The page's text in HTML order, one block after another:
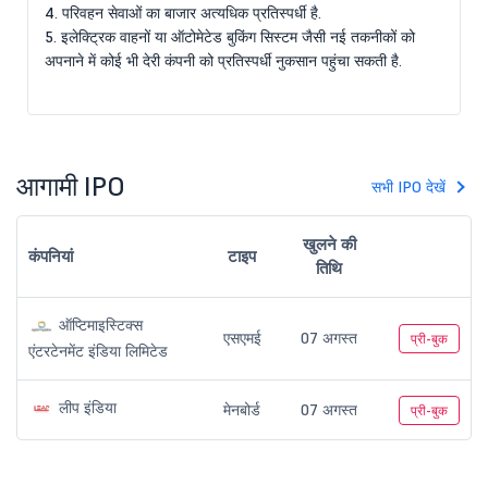
4. परिवहन सेवाओं का बाजार अत्यधिक प्रतिस्पर्धी है.
5. इलेक्ट्रिक वाहनों या ऑटोमेटेड बुकिंग सिस्टम जैसी नई तकनीकों को
अपनाने में कोई भी देरी कंपनी को प्रतिस्पर्धी नुकसान पहुंचा सकती है.
आगामी IPO सभी IPO देखें
कंपनियां टाइप
खुलने की
तिथि
ऑप्टिमाइस्टिक्स
एंटरटेनमेंट इंडिया लिमिटेड
एसएमई 07 अगस्त प्री-बुक
लीप इंडिया मेनबोर्ड 07 अगस्त प्री-बुक